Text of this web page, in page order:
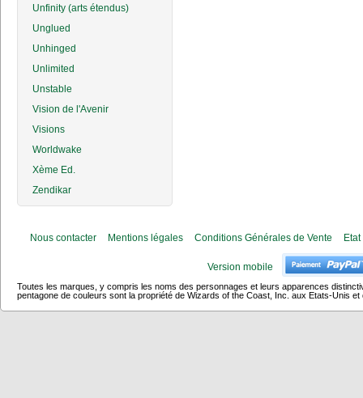
Unfinity (arts étendus)
Unglued
Unhinged
Unlimited
Unstable
Vision de l'Avenir
Visions
Worldwake
Xème Ed.
Zendikar
Nous contacter Mentions légales Conditions Générales de Vente
Version mobile
Toutes les marques, y compris les noms des personnages et leurs apparences
pentagone de couleurs sont la propriété de Wizards of the Coast, Inc. aux Etats-Unis